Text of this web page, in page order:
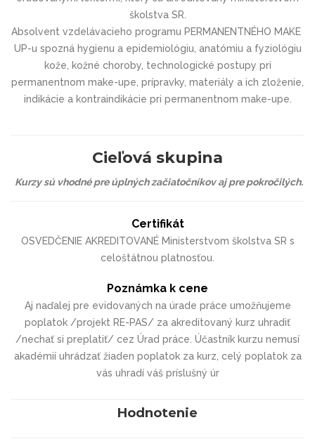
školstva SR.
Absolvent vzdelávacieho programu PERMANENTNÉHO MAKE
UP-u spozná hygienu a epidemiológiu, anatómiu a fyziológiu
kože, kožné choroby, technologické postupy pri
permanentnom make-upe, prípravky, materiály a ich zloženie,
indikácie a kontraindikácie pri permanentnom make-upe.
Cieľová skupina
Kurzy sú vhodné pre úplných začiatočníkov aj pre pokročilých.
Certifikát
OSVEDČENIE AKREDITOVANÉ Ministerstvom školstva SR s
celoštátnou platnosťou.
Poznámka k cene
Aj naďalej pre evidovaných na úrade práce umožňujeme
poplatok /projekt RE-PAS/ za akreditovaný kurz uhradiť
/nechať si preplatiť/ cez Úrad práce. Účastník kurzu nemusí
akadémií uhrádzať žiaden poplatok za kurz, celý poplatok za
vás uhradí váš príslušný úr
Hodnotenie